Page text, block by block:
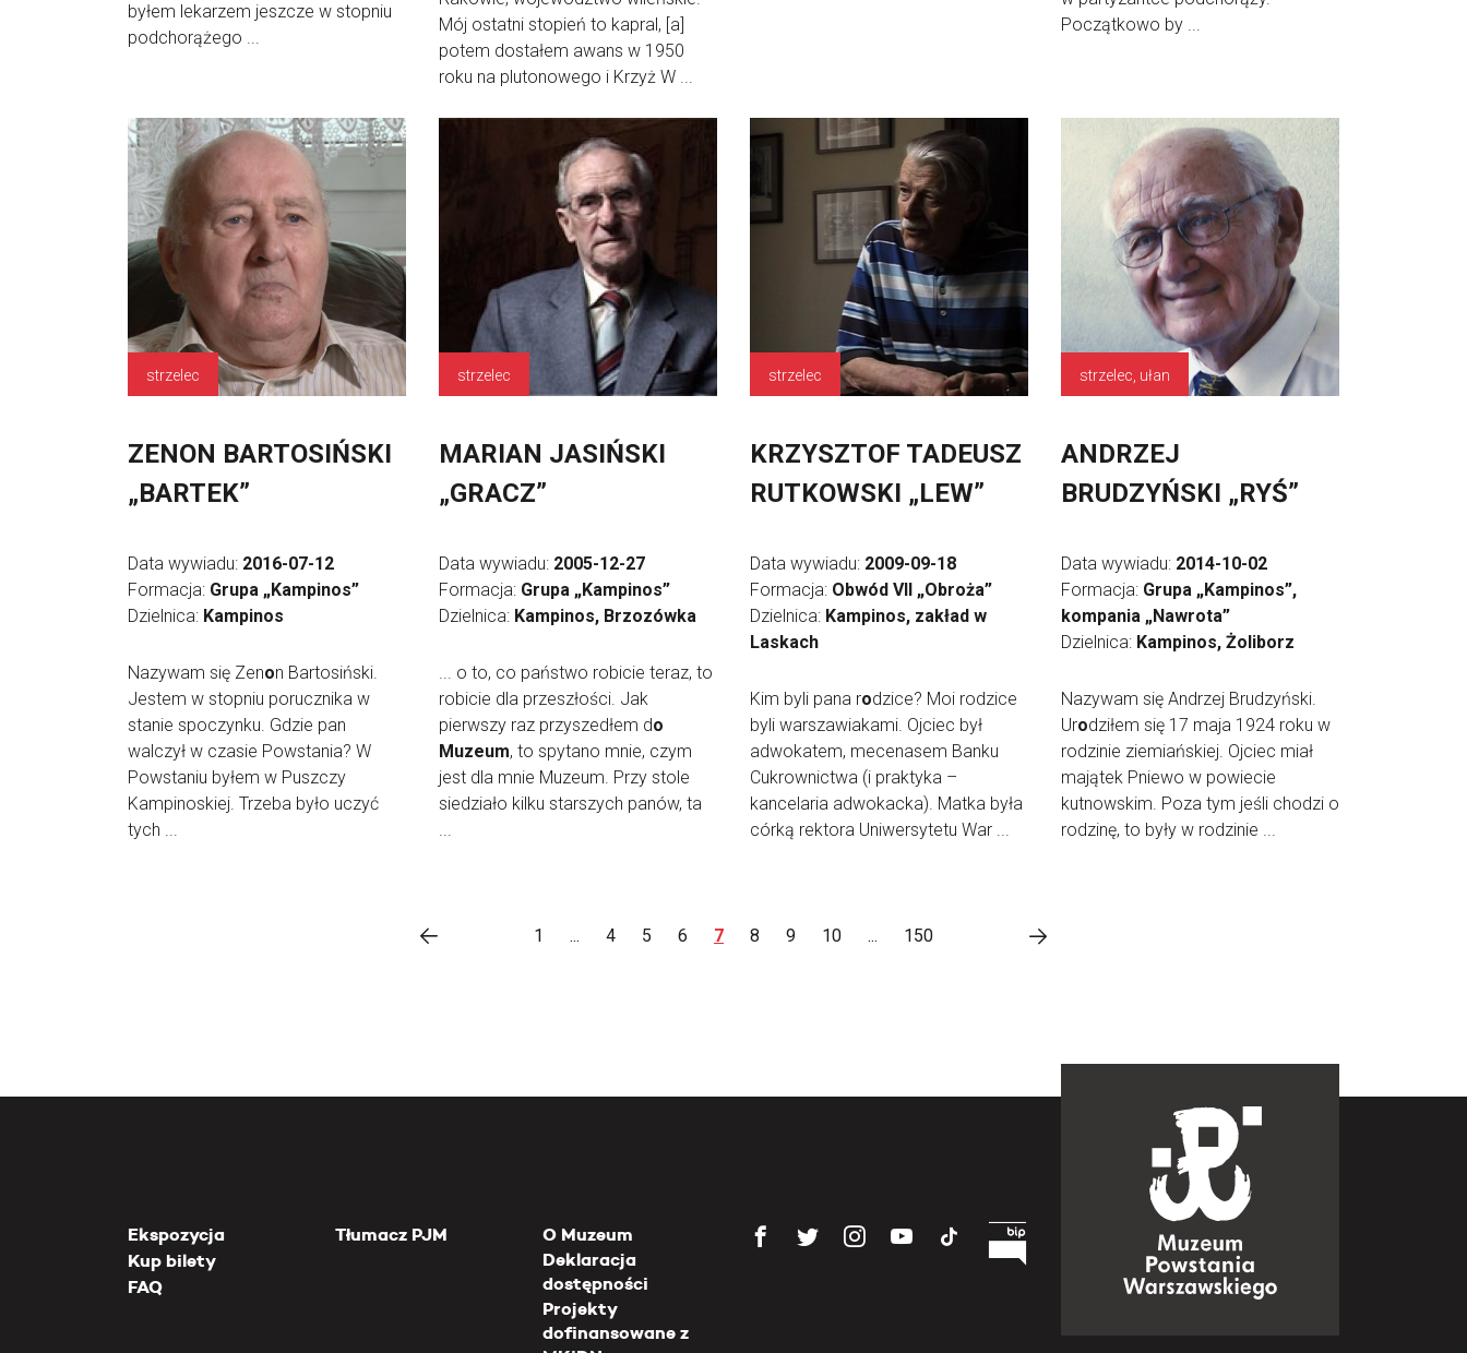
byłem lekarzem jeszcze w stopniu
podchorążego ...
Mój ostatni stopień to kapral, [a]
potem dostałem awans w 1950
roku na plutonowego i Krzyż W ...
Początkowo by ...
strzelec
ZENON BARTOSIŃSKI
„BARTEK”
Data wywiadu: 2016-07-12
Formacja: Grupa „Kampinos”
Dzielnica: Kampinos
Nazywam się Zenon Bartosiński.
Jestem w stopniu porucznika w
stanie spoczynku. Gdzie pan
walczył w czasie Powstania? W
Powstaniu byłem w Puszczy
Kampinoskiej. Trzeba było uczyć
tych ...
strzelec
MARIAN JASIŃSKI
„GRACZ”
Data wywiadu: 2005-12-27
Formacja: Grupa „Kampinos”
Dzielnica: Kampinos, Brzozówka
... o to, co państwo robicie teraz, to
robicie dla przeszłości. Jak
pierwszy raz przyszedłem do
Muzeum, to spytano mnie, czym
jest dla mnie Muzeum. Przy stole
siedziało kilku starszych panów, ta
...
strzelec
KRZYSZTOF TADEUSZ
RUTKOWSKI „LEW”
Data wywiadu: 2009-09-18
Formacja: Obwód VII „Obroża”
Dzielnica: Kampinos, zakład w
Laskach
Kim byli pana rodzice? Moi rodzice
byli warszawiakami. Ojciec był
adwokatem, mecenasem Banku
Cukrownictwa (i praktyka –
kancelaria adwokacka). Matka była
córką rektora Uniwersytetu War ...
strzelec, ułan
ANDRZEJ
BRUDZYŃSKI „RYŚ”
Data wywiadu: 2014-10-02
Formacja: Grupa „Kampinos”,
kompania „Nawrota”
Dzielnica: Kampinos, Żoliborz
Nazywam się Andrzej Brudzyński.
Urodziłem się 17 maja 1924 roku w
rodzinie ziemiańskiej. Ojciec miał
majątek Pniewo w powiecie
kutnowskim. Poza tym jeśli chodzi o
rodzinę, to były w rodzinie ...
1 ... 4 5 6 7 8 9 10 ... 150
Ekspozycja
Kup bilety
FAQ
Tłumacz PJM
O Muzeum
Deklaracja
dostępności
Projekty
dofinansowane z